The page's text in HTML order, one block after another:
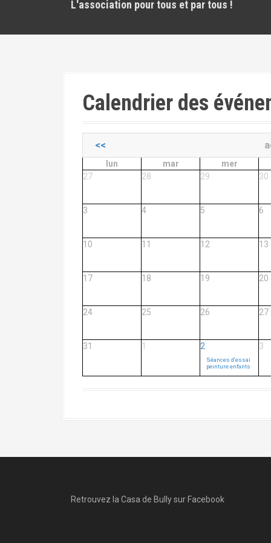
L'association pour tous et par tous !
Calendrier des
<<
lun mar mer
27
28 29 30
3 4 5 6
10 11 12 13
17 18 19 20
24 25 26 27
31 1 2
Séances d'essai
peinture enfants
3
Retrouvez la Casa de Bully sur Facebook